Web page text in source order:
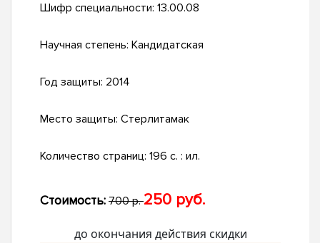
Шифр специальности: 13.00.08
Научная степень: Кандидатская
Год защиты: 2014
Место защиты: Стерлитамак
Количество страниц: 196 с. : ил.
Стоимость: 700 р.250 руб.
до окончания действия скидки